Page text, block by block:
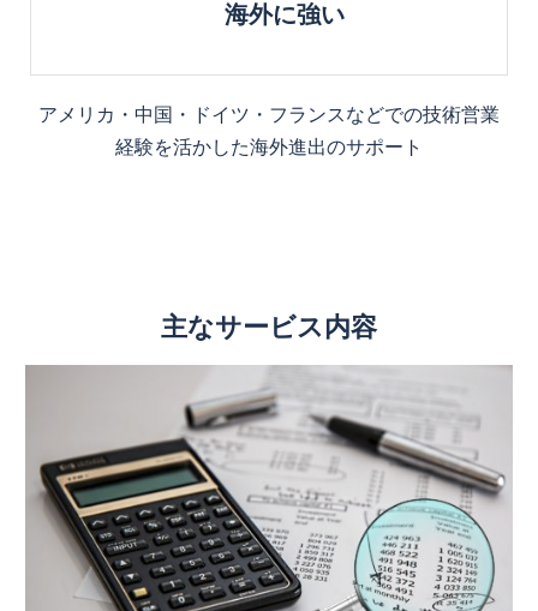
海外に強い
アメリカ・中国・ドイツ・フランスなどでの技術営業
経験を活かした海外進出のサポート
主なサービス内容